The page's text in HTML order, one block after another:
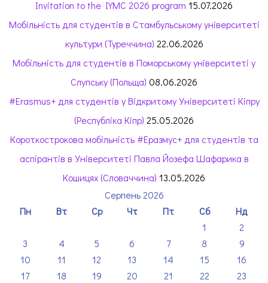
Invitation to the IYMC 2026 program 15.07.2026
Мобільність для студентів в Стамбульському університеті
культури (Туреччина) 22.06.2026
Мобільність для студентів в Поморському університеті у
Слупську (Польща) 08.06.2026
#Erasmus+ для студентів у Відкритому Університеті Кіпру
(Республіка Кіпр) 25.05.2026
Короткострокова мобільність #Еразмус+ для студентів та
аспірантів в Університеті Павла Йозефа Шафарика в
Кошицях (Словаччина) 13.05.2026
Серпень 2026
Пн
Вт Ср Чт Пт Сб
Нд
1
2
3
4 5 6 7 8
9
10
11 12 13 14 15
16
17
18 19 20 21 22 23